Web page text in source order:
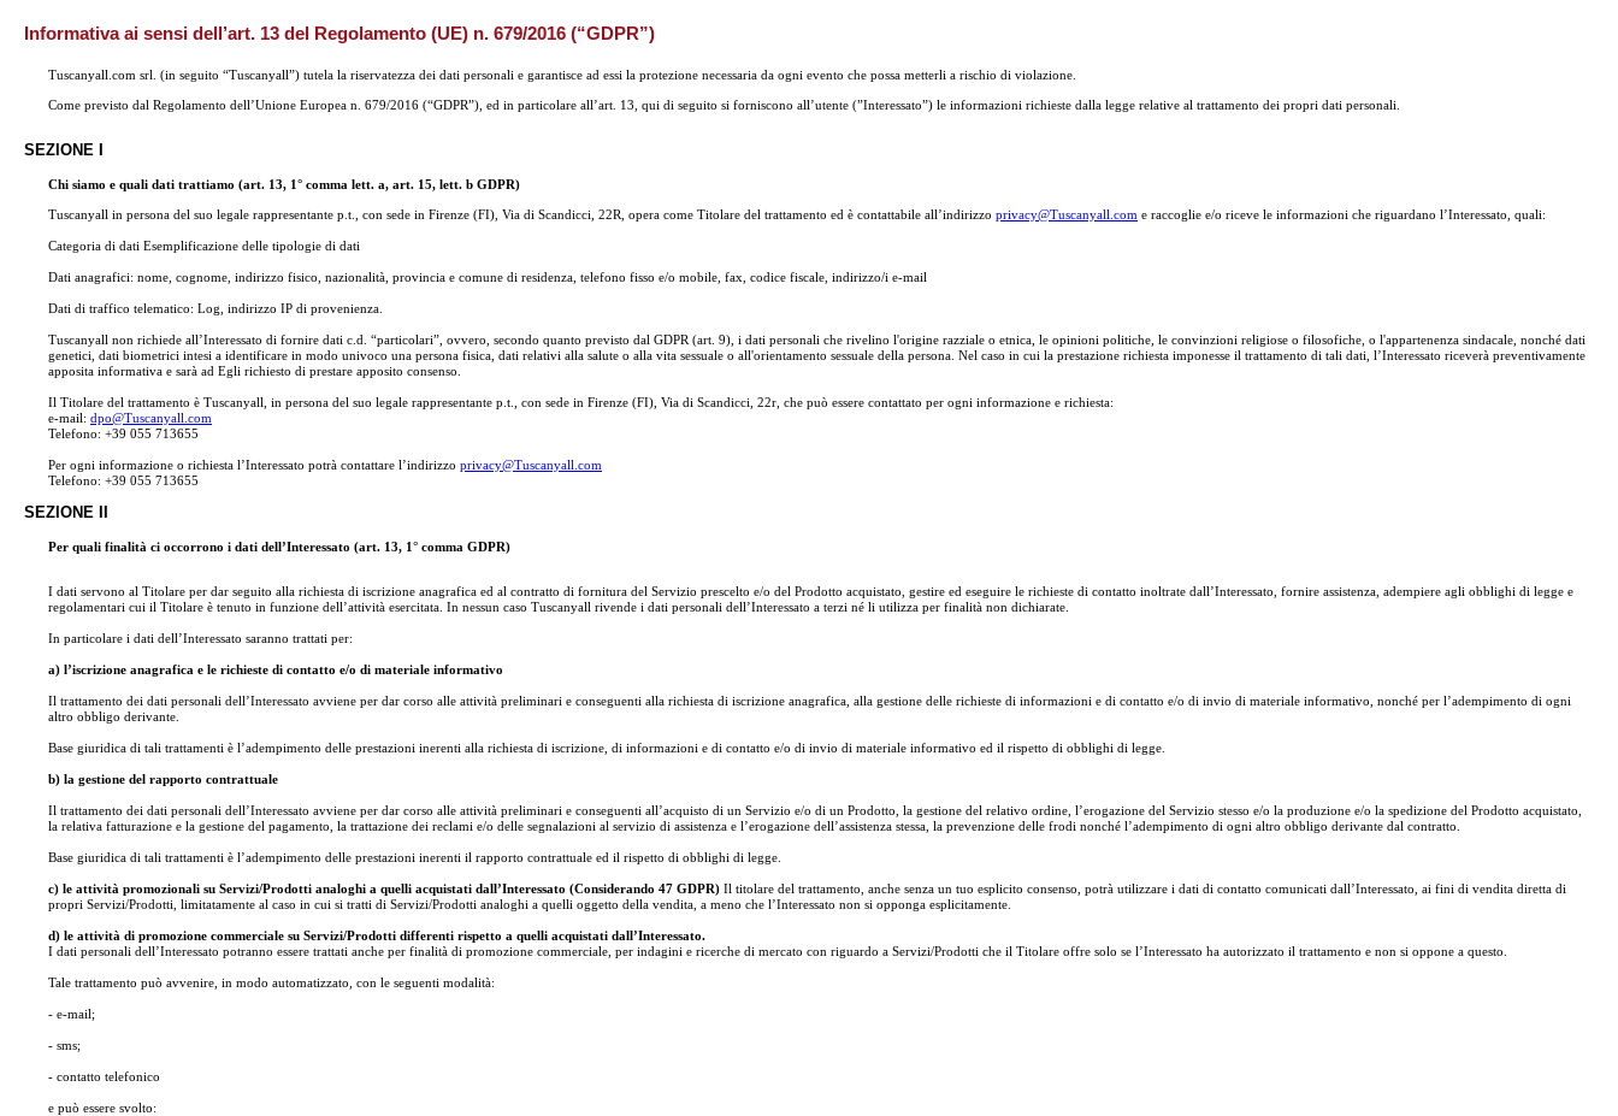
Informativa ai sensi dell’art. 13 del Regolamento (UE) n. 679/2016 (“GDPR”)
Tuscanyall.com srl. (in seguito “Tuscanyall”) tutela la riservatezza dei dati personali e garantisce ad essi la protezione necessaria da ogni evento che possa metterli a rischio di violazione.
Come previsto dal Regolamento dell’Unione Europea n. 679/2016 (“GDPR”), ed in particolare all’art. 13, qui di seguito si forniscono all’utente (”Interessato”) le informazioni richieste dalla legge relative al trattamento dei propri dati personali.
SEZIONE I
Chi siamo e quali dati trattiamo (art. 13, 1° comma lett. a, art. 15, lett. b GDPR)
Tuscanyall in persona del suo legale rappresentante p.t., con sede in Firenze (FI), Via di Scandicci, 22R, opera come Titolare del trattamento ed è contattabile all’indirizzo privacy@Tuscanyall.com e raccoglie e/o riceve le informazioni che riguardano l’Interessato, quali:
Categoria di dati Esemplificazione delle tipologie di dati
Dati anagrafici: nome, cognome, indirizzo fisico, nazionalità, provincia e comune di residenza, telefono fisso e/o mobile, fax, codice fiscale, indirizzo/i e-mail
Dati di traffico telematico: Log, indirizzo IP di provenienza.
Tuscanyall non richiede all’Interessato di fornire dati c.d. “particolari”, ovvero, secondo quanto previsto dal GDPR (art. 9), i dati personali che rivelino l'origine razziale o etnica, le opinioni politiche, le convinzioni religiose o filosofiche, o l'appartenenza sindacale, nonché dati
genetici, dati biometrici intesi a identificare in modo univoco una persona fisica, dati relativi alla salute o alla vita sessuale o all'orientamento sessuale della persona. Nel caso in cui la prestazione richiesta imponesse il trattamento di tali dati, l’Interessato riceverà preventivamente
apposita informativa e sarà ad Egli richiesto di prestare apposito consenso.
Il Titolare del trattamento è Tuscanyall, in persona del suo legale rappresentante p.t., con sede in Firenze (FI), Via di Scandicci, 22r, che può essere contattato per ogni informazione e richiesta:
e-mail: dpo@Tuscanyall.com
Telefono: +39 055 713655
Per ogni informazione o richiesta l’Interessato potrà contattare l’indirizzo privacy@Tuscanyall.com
Telefono: +39 055 713655
SEZIONE II
Per quali finalità ci occorrono i dati dell’Interessato (art. 13, 1° comma GDPR)
I dati servono al Titolare per dar seguito alla richiesta di iscrizione anagrafica ed al contratto di fornitura del Servizio prescelto e/o del Prodotto acquistato, gestire ed eseguire le richieste di contatto inoltrate dall’Interessato, fornire assistenza, adempiere agli obblighi di legge e
regolamentari cui il Titolare è tenuto in funzione dell’attività esercitata. In nessun caso Tuscanyall rivende i dati personali dell’Interessato a terzi né li utilizza per finalità non dichiarate.
In particolare i dati dell’Interessato saranno trattati per:
a) l’iscrizione anagrafica e le richieste di contatto e/o di materiale informativo
Il trattamento dei dati personali dell’Interessato avviene per dar corso alle attività preliminari e conseguenti alla richiesta di iscrizione anagrafica, alla gestione delle richieste di informazioni e di contatto e/o di invio di materiale informativo, nonché per l’adempimento di ogni
altro obbligo derivante.
Base giuridica di tali trattamenti è l’adempimento delle prestazioni inerenti alla richiesta di iscrizione, di informazioni e di contatto e/o di invio di materiale informativo ed il rispetto di obblighi di legge.
b) la gestione del rapporto contrattuale
Il trattamento dei dati personali dell’Interessato avviene per dar corso alle attività preliminari e conseguenti all’acquisto di un Servizio e/o di un Prodotto, la gestione del relativo ordine, l’erogazione del Servizio stesso e/o la produzione e/o la spedizione del Prodotto acquistato,
la relativa fatturazione e la gestione del pagamento, la trattazione dei reclami e/o delle segnalazioni al servizio di assistenza e l’erogazione dell’assistenza stessa, la prevenzione delle frodi nonché l’adempimento di ogni altro obbligo derivante dal contratto.
Base giuridica di tali trattamenti è l’adempimento delle prestazioni inerenti il rapporto contrattuale ed il rispetto di obblighi di legge.
c) le attività promozionali su Servizi/Prodotti analoghi a quelli acquistati dall’Interessato (Considerando 47 GDPR) Il titolare del trattamento, anche senza un tuo esplicito consenso, potrà utilizzare i dati di contatto comunicati dall’Interessato, ai fini di vendita diretta di
propri Servizi/Prodotti, limitatamente al caso in cui si tratti di Servizi/Prodotti analoghi a quelli oggetto della vendita, a meno che l’Interessato non si opponga esplicitamente.
d) le attività di promozione commerciale su Servizi/Prodotti differenti rispetto a quelli acquistati dall’Interessato.
I dati personali dell’Interessato potranno essere trattati anche per finalità di promozione commerciale, per indagini e ricerche di mercato con riguardo a Servizi/Prodotti che il Titolare offre solo se l’Interessato ha autorizzato il trattamento e non si oppone a questo.
Tale trattamento può avvenire, in modo automatizzato, con le seguenti modalità:
- e-mail;
- sms;
- contatto telefonico
e può essere svolto: